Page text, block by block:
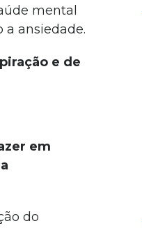
mental
a ansiedade.
e de
em
do